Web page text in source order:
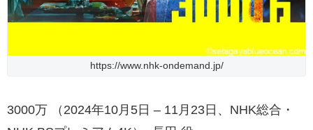
https://www.nhk-ondemand.jp/
3000万 （2024年10月5日 – 11月23日、NHK総合・